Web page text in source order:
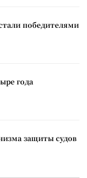
победителями
года
защиты судов